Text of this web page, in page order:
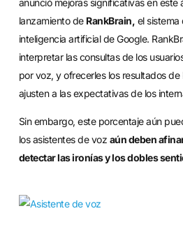
lanzamiento de RankBrain, el
inteligencia artificial de Google.
interpretar las consultas de los
por voz, y ofrecerles los resultados
ajusten a las expectativas de los
Sin embargo, este porcentaje aún
los asistentes de voz aún deben
detectar las ironías y los dobles